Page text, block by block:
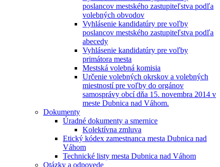
poslancov mestského zastupiteľstva podľa
volebných obvodov
Vyhlásenie kandidatúry pre voľby
poslancov mestského zastupiteľstva podľa
abecedy
Vyhlásenie kandidatúry pre voľby
primátora mesta
Mestská volebná komisia
Určenie volebných okrskov a volebných
miestností pre voľby do orgánov
samosprávy obcí dňa 15. novembra 2014 v
meste Dubnica nad Váhom.
Dokumenty
Úradné dokumenty a smernice
Kolektívna zmluva
Etický kódex zamestnanca mesta Dubnica nad
Váhom
Technické listy mesta Dubnica nad Váhom
Otázky a odpovede